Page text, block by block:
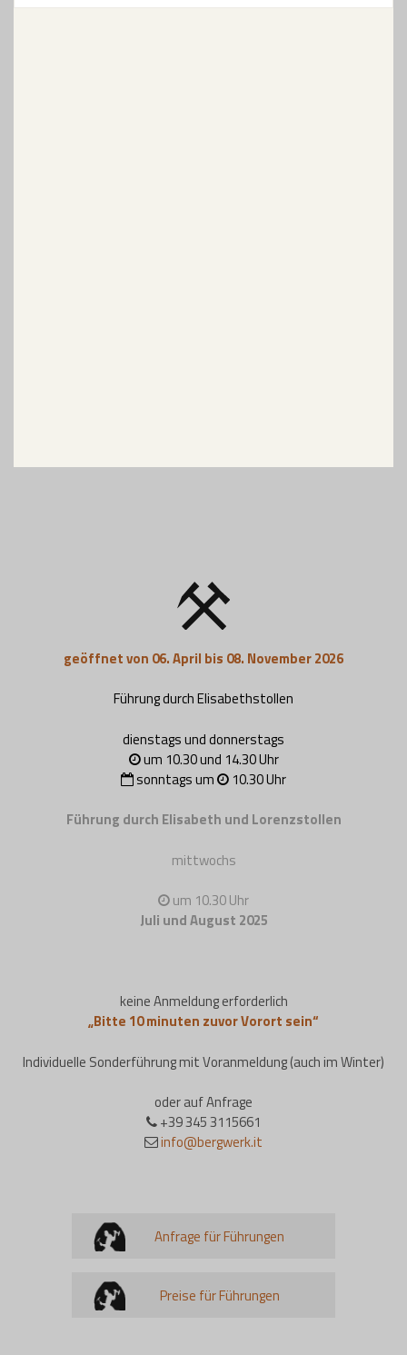
geöffnet von 06. April bis 08. November 2026
Führung durch Elisabethstollen
dienstags und donnerstags
um 10.30 und 14.30 Uhr
sonntags um
10.30 Uhr
Führung durch Elisabeth und Lorenzstollen
mittwochs
um 10.30 Uhr
Juli und August 2025
keine Anmeldung erforderlich
„Bitte 10 minuten zuvor Vorort sein“
Individuelle Sonderführung mit Voranmeldung (auch im Winter)
oder auf Anfrage
+39 345 3115661
info@bergwerk.it
Anfrage für Führungen
Preise für Führungen